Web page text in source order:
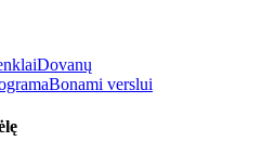
Dovanų
Bonami verslui